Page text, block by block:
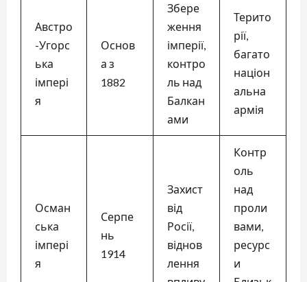
Австро
-Угорс
ька
імпері
я
Основ
а з
1882
Збере
ження
імперії,
контро
ль над
Балкан
ами
Терито
рії,
багато
націон
альна
армія
Осман
ська
імпері
я
Серпе
нь
1914
Захист
від
Росії,
віднов
лення
Контр
оль
над
проли
вами,
ресурс
и